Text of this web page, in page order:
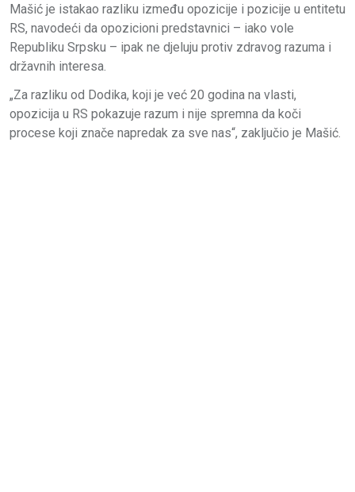
Mašić je istakao razliku između opozicije i pozicije u entitetu
RS, navodeći da opozicioni predstavnici – iako vole
Republiku Srpsku – ipak ne djeluju protiv zdravog razuma i
državnih interesa.
„Za razliku od Dodika, koji je već 20 godina na vlasti,
opozicija u RS pokazuje razum i nije spremna da koči
procese koji znače napredak za sve nas“, zaključio je Mašić.